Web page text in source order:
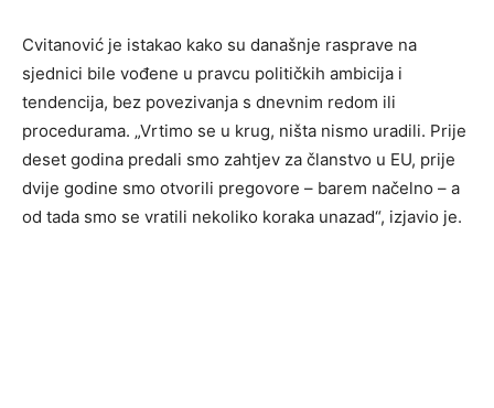
Cvitanović je istakao kako su današnje rasprave na
sjednici bile vođene u pravcu političkih ambicija i
tendencija, bez povezivanja s dnevnim redom ili
procedurama. „Vrtimo se u krug, ništa nismo uradili. Prije
deset godina predali smo zahtjev za članstvo u EU, prije
dvije godine smo otvorili pregovore – barem načelno – a
od tada smo se vratili nekoliko koraka unazad“, izjavio je.